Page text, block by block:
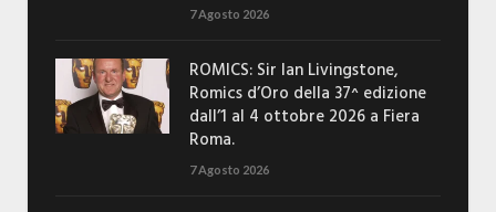
7 Agosto 2026
ROMICS: Sir Ian Livingstone,
Romics d’Oro della 37^ edizione
dall’1 al 4 ottobre 2026 a Fiera
Roma.
7 Agosto 2026